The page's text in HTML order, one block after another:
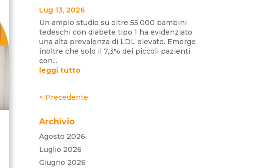
Lug 13, 2026
Un ampio studio su oltre 55.000 bambini
tedeschi con diabete tipo 1 ha evidenziato
una alta prevalenza di LDL elevato. Emerge
inoltre che solo il 7,3% dei piccoli pazienti
con...
leggi tutto
Archivio
Agosto 2026
Luglio 2026
Giugno 2026